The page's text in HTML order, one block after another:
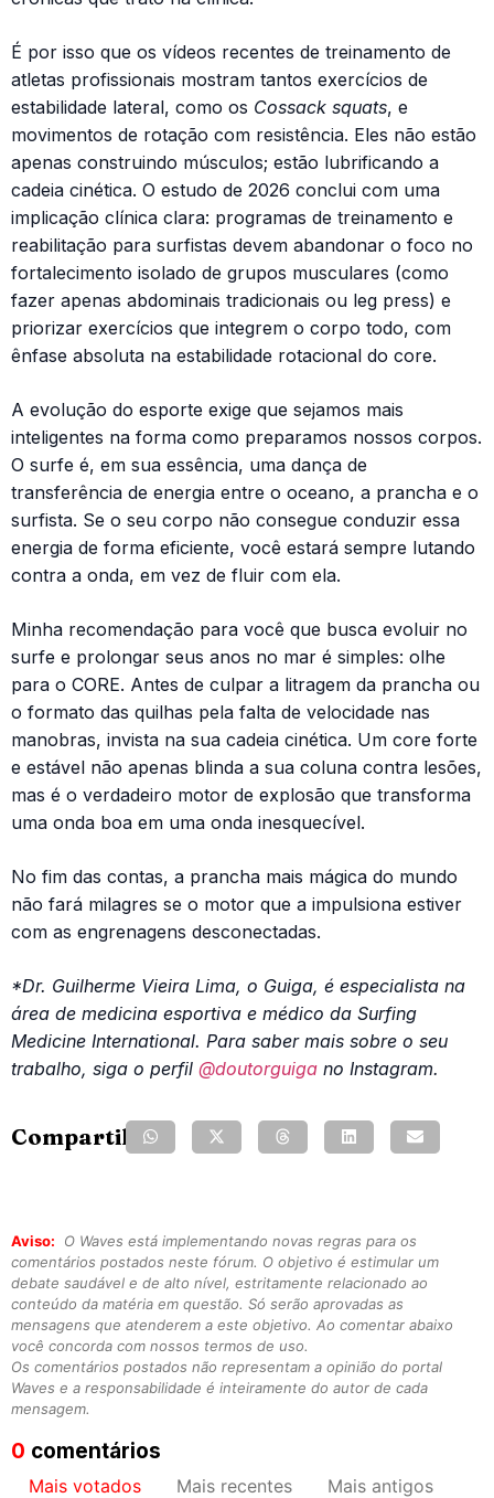
É por isso que os vídeos recentes de treinamento de
atletas profissionais mostram tantos exercícios de
estabilidade lateral, como os Cossack squats, e
movimentos de rotação com resistência. Eles não estão
apenas construindo músculos; estão lubrificando a
cadeia cinética. O estudo de 2026 conclui com uma
implicação clínica clara: programas de treinamento e
reabilitação para surfistas devem abandonar o foco no
fortalecimento isolado de grupos musculares (como
fazer apenas abdominais tradicionais ou leg press) e
priorizar exercícios que integrem o corpo todo, com
ênfase absoluta na estabilidade rotacional do core.
A evolução do esporte exige que sejamos mais
inteligentes na forma como preparamos nossos corpos.
O surfe é, em sua essência, uma dança de
transferência de energia entre o oceano, a prancha e o
surfista. Se o seu corpo não consegue conduzir essa
energia de forma eficiente, você estará sempre lutando
contra a onda, em vez de fluir com ela.
Minha recomendação para você que busca evoluir no
surfe e prolongar seus anos no mar é simples: olhe
para o CORE. Antes de culpar a litragem da prancha ou
o formato das quilhas pela falta de velocidade nas
manobras, invista na sua cadeia cinética. Um core forte
e estável não apenas blinda a sua coluna contra lesões,
mas é o verdadeiro motor de explosão que transforma
uma onda boa em uma onda inesquecível.
No fim das contas, a prancha mais mágica do mundo
não fará milagres se o motor que a impulsiona estiver
com as engrenagens desconectadas.
*Dr. Guilherme Vieira Lima, o Guiga, é especialista na
área de medicina esportiva e médico da Surfing
Medicine International. Para saber mais sobre o seu
trabalho, siga o perfil @doutorguiga no Instagram.
Compartilhe:
Aviso:
O Waves está implementando novas regras para os
comentários postados neste fórum. O objetivo é estimular um
debate saudável e de alto nível, estritamente relacionado ao
conteúdo da matéria em questão. Só serão aprovadas as
mensagens que atenderem a este objetivo. Ao comentar abaixo
você concorda com nossos termos de uso.
Os comentários postados não representam a opinião do portal
Waves e a responsabilidade é inteiramente do autor de cada
mensagem.
0 comentários
Mais votados Mais recentes Mais antigos